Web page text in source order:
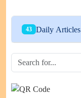
43 Daily Articles